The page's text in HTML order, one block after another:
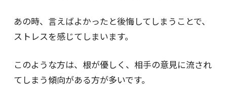
あの時、言えばよかったと後悔してしまうことで、
ストレスを感じてしまいます。
このような方は、根が優しく、相手の意見に流され
てしまう傾向がある方が多いです。